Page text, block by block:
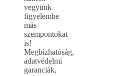
vegyünk
figyelembe
más
szempontokat
is!
Megbízhatóság,
adatvédelmi
garanciák,